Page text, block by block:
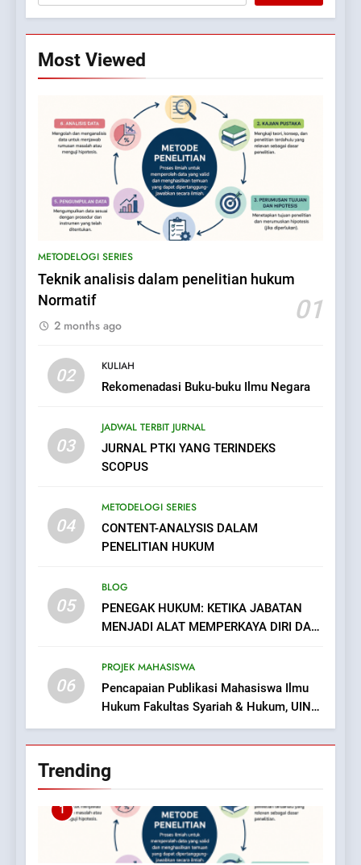
Most Viewed
METODELOGI SERIES
Teknik analisis dalam penelitian hukum
Normatif
01
2 months ago
02
KULIAH
Rekomenadasi Buku-buku Ilmu Negara
03
JADWAL TERBIT JURNAL
JURNAL PTKI YANG TERINDEKS
SCOPUS
04
METODELOGI SERIES
CONTENT-ANALYSIS DALAM
PENELITIAN HUKUM
05
BLOG
PENEGAK HUKUM: KETIKA JABATAN
MENJADI ALAT MEMPERKAYA DIRI DAN
06
PROJEK MAHASISWA
Pencapaian Publikasi Mahasiswa Ilmu
Hukum Fakultas Syariah & Hukum, UIN
Bandung.
Trending
1